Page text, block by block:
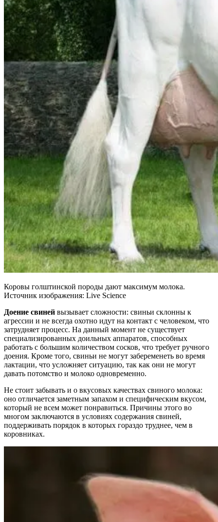
Коровы голштинской породы дают максимум молока.
Источник изображения: Live Science
Доение свиней вызывает сложности: свиньи склонны к
агрессии и не всегда охотно идут на контакт с человеком, что
затрудняет процесс. На данный момент не существует
специализированных доильных аппаратов, способных
работать с большим количеством сосков, что требует ручного
доения. Кроме того, свиньи не могут забеременеть во время
лактации, что усложняет ситуацию, так как они не могут
давать потомство и молоко одновременно.
Не стоит забывать и о вкусовых качествах свиного молока:
оно отличается заметным запахом и специфическим вкусом,
который не всем может понравиться. Причины этого во
многом заключаются в условиях содержания свиней,
поддерживать порядок в которых гораздо труднее, чем в
коровниках.